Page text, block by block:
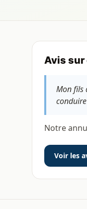
Avis sur
Mon fils
Notre
Voir les